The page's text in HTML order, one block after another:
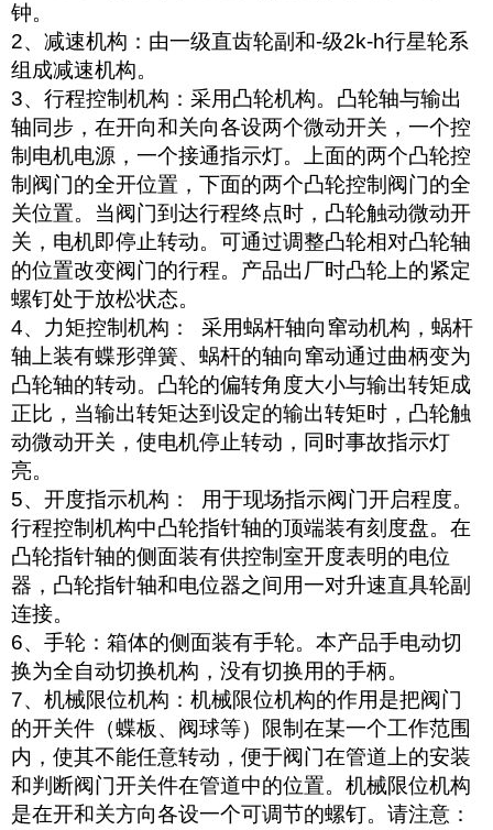
钟。
2、减速机构：由一级直齿轮副和-级2k-h行星轮系
组成减速机构。
3、行程控制机构：采用凸轮机构。凸轮轴与输出
轴同步，在开向和关向各设两个微动开关，一个控
制电机电源，一个接通指示灯。上面的两个凸轮控
制阀门的全开位置，下面的两个凸轮控制阀门的全
关位置。当阀门到达行程终点时，凸轮触动微动开
关，电机即停止转动。可通过调整凸轮相对凸轮轴
的位置改变阀门的行程。产品出厂时凸轮上的紧定
螺钉处于放松状态。
4、力矩控制机构： 采用蜗杆轴向窜动机构，蜗杆
轴上装有蝶形弹簧、蜗杆的轴向窜动通过曲柄变为
凸轮轴的转动。凸轮的偏转角度大小与输出转矩成
正比，当输出转矩达到设定的输出转矩时，凸轮触
动微动开关，使电机停止转动，同时事故指示灯
亮。
5、开度指示机构： 用于现场指示阀门开启程度。
行程控制机构中凸轮指针轴的顶端装有刻度盘。在
凸轮指针轴的侧面装有供控制室开度表明的电位
器，凸轮指针轴和电位器之间用一对升速直具轮副
连接。
6、手轮：箱体的侧面装有手轮。本产品手电动切
换为全自动切换机构，没有切换用的手柄。
7、机械限位机构：机械限位机构的作用是把阀门
的开关件（蝶板、阀球等）限制在某一个工作范围
内，使其不能任意转动，便于阀门在管道上的安装
和判断阀门开关件在管道中的位置。机械限位机构
是在开和关方向各设一个可调节的螺钉。请注意：